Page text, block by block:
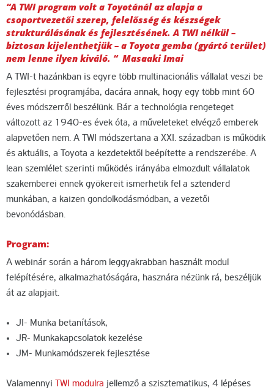
“A TWI program volt a Toyotánál az alapja a
csoportvezetői szerep, felelősség és készségek
strukturálásának és fejlesztésének. A TWI nélkül –
biztosan kijelenthetjük – a Toyota gemba (gyártó terület)
nem lenne ilyen kiváló. “ Masaaki Imai
A TWI-t hazánkban is egyre több multinacionális vállalat veszi be
fejlesztési programjába, dacára annak, hogy egy több mint 60
éves módszerről beszélünk. Bár a technológia rengeteget
változott az 1940-es évek óta, a műveleteket elvégző emberek
alapvetően nem. A TWI módszertana a XXI. században is működik
és aktuális, a Toyota a kezdetektől beépítette a rendszerébe. A
lean szemlélet szerinti működés irányába elmozdult vállalatok
szakemberei ennek gyökereit ismerhetik fel a sztenderd
munkában, a kaizen gondolkodásmódban, a vezetői
bevonódásban.
Program:
A webinár során a három leggyakrabban használt modul
felépítésére, alkalmazhatóságára, hasznára nézünk rá, beszéljük
át az alapjait.
JI- Munka betanítások,
JR- Munkakapcsolatok kezelése
JM- Munkamódszerek fejlesztése
Valamennyi TWI modulra jellemző a szisztematikus, 4 lépéses